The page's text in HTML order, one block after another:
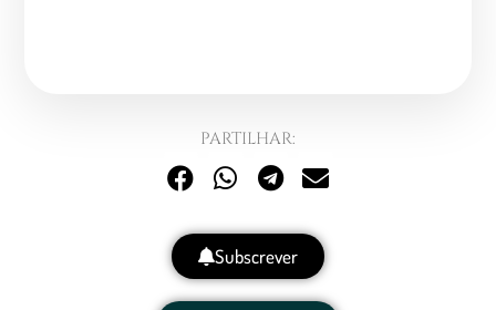
PARTILHAR:
Subscrever